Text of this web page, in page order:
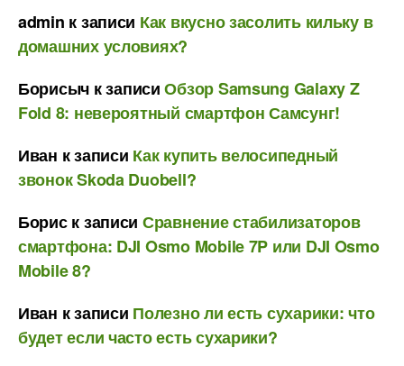
admin к записи Как вкусно засолить кильку в
домашних условиях?
Борисыч к записиОбзор Samsung Galaxy Z
Fold 8: невероятный смартфон Самсунг!
Иван к записи Как купить велосипедный
звонок Skoda Duobell?
Бориск записи Сравнение стабилизаторов
смартфона: DJI Osmo Mobile 7P или DJI Osmo
Mobile 8?
Иван к записи Полезно ли есть сухарики: что
будет если часто есть сухарики?